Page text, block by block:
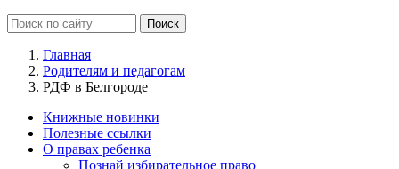
Главная
Родителям и педагогам
РДФ в Белгороде
Книжные новинки
Полезные ссылки
О правах ребенка
Познай избирательное право